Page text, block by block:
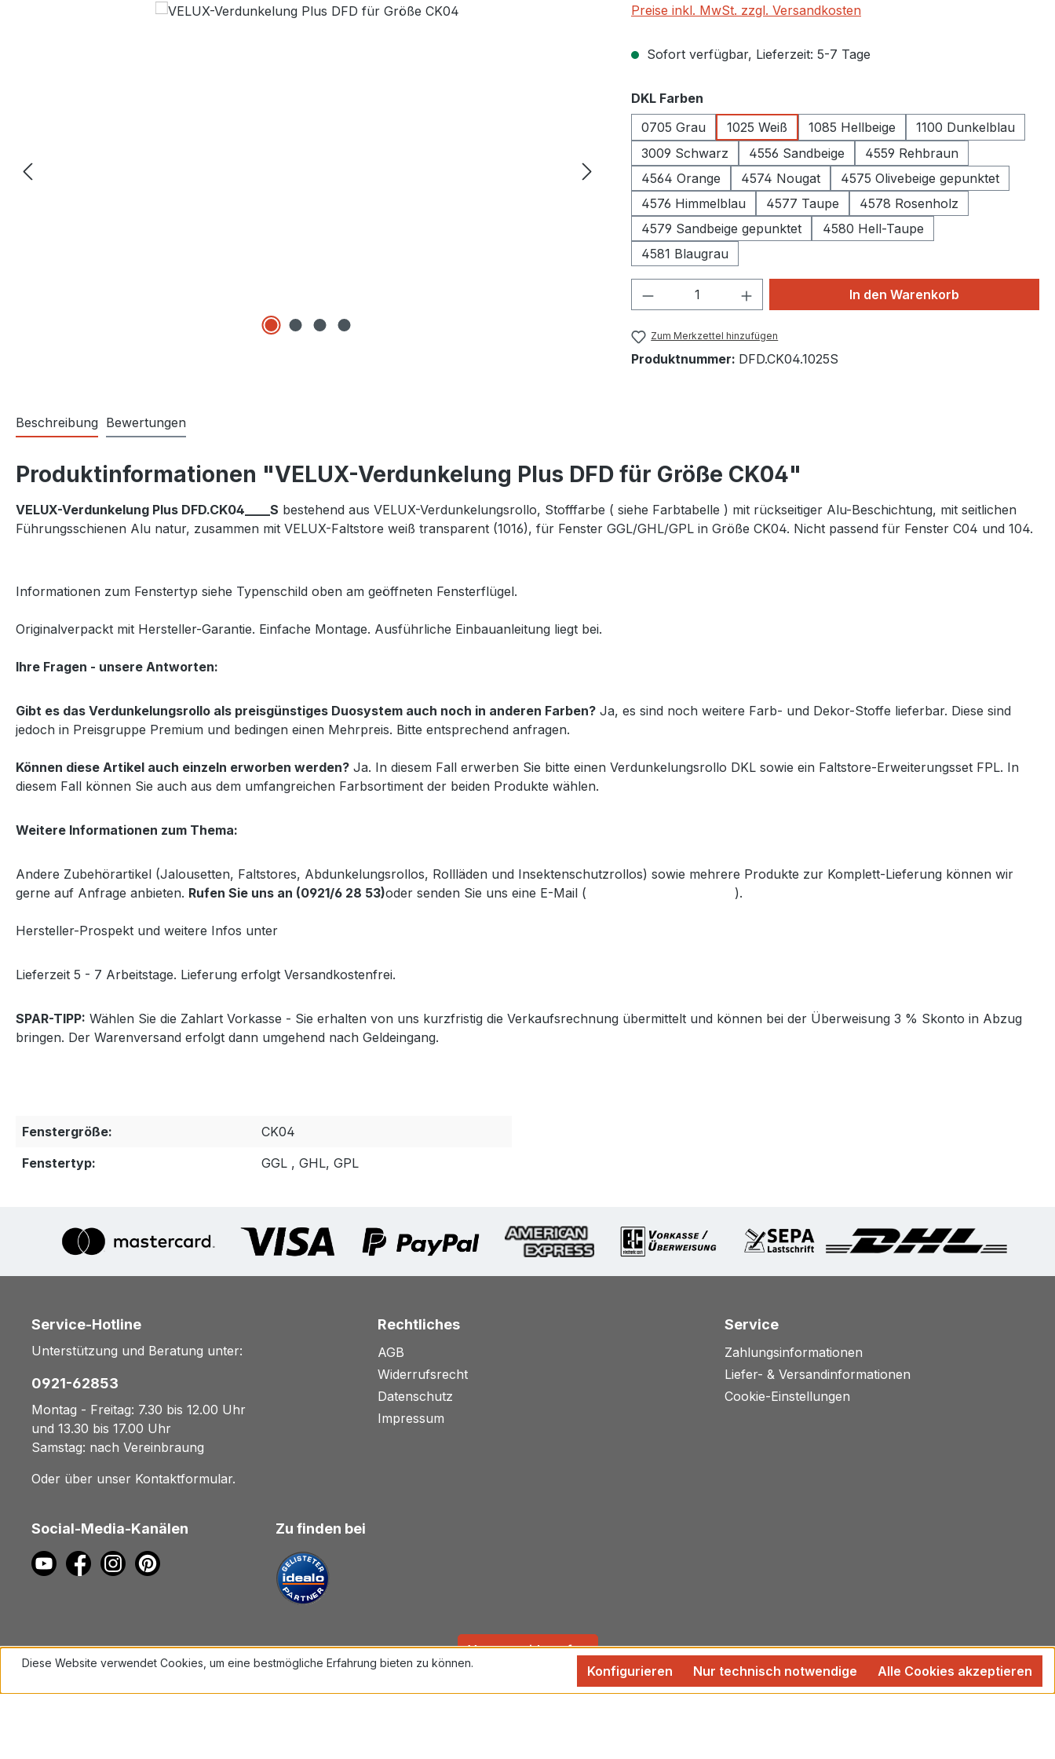
Preise inkl. MwSt. zzgl. Versandkosten
Sofort verfügbar, Lieferzeit: 5-7 Tage
DKL Farben
0705 Grau
1025 Weiß 1085 Hellbeige
1100 Dunkelblau
3009 Schwarz
4556 Sandbeige
4559 Rehbraun
4564 Orange
4574 Nougat
4575 Olivebeige gepunktet
4576 Himmelblau
4577 Taupe
4578 Rosenholz
4579 Sandbeige gepunktet
4580 Hell-Taupe
4581 Blaugrau
Produkt Anzahl: Gib den gewünschten Wert
In den Warenkorb
Zum Merkzettel hinzufügen
Produktnummer: DFD.CK04.1025S
Beschreibung Bewertungen
Produktinformationen "VELUX-Verdunkelung Plus DFD für Größe CK04"
VELUX-Verdunkelung Plus DFD.CK04____S bestehend aus VELUX-Verdunkelungsrollo, Stofffarbe ( siehe Farbtabelle ) mit rückseitiger Alu-Beschichtung, mit seitlichen
Führungsschienen Alu natur, zusammen mit VELUX-Faltstore weiß transparent (1016), für Fenster GGL/GHL/GPL in Größe CK04. Nicht passend für Fenster C04 und 104.
Informationen zum Fenstertyp siehe Typenschild oben am geöffneten Fensterflügel.
Originalverpackt mit Hersteller-Garantie. Einfache Montage. Ausführliche Einbauanleitung liegt bei.
Ihre Fragen - unsere Antworten:
Gibt es das Verdunkelungsrollo als preisgünstiges Duosystem auch noch in anderen Farben? Ja, es sind noch weitere Farb- und Dekor-Stoffe lieferbar. Diese sind
jedoch in Preisgruppe Premium und bedingen einen Mehrpreis. Bitte entsprechend anfragen.
Können diese Artikel auch einzeln erworben werden? Ja. In diesem Fall erwerben Sie bitte einen Verdunkelungsrollo DKL sowie ein Faltstore-Erweiterungsset FPL. In
diesem Fall können Sie auch aus dem umfangreichen Farbsortiment der beiden Produkte wählen.
Weitere Informationen zum Thema:
Andere Zubehörartikel (Jalousetten, Faltstores, Abdunkelungsrollos, Rollläden und Insektenschutzrollos) sowie mehrere Produkte zur Komplett-Lieferung können wir
gerne auf Anfrage anbieten. Rufen Sie uns an (0921/6 28 53)oder senden Sie uns eine E-Mail ( ).
Hersteller-Prospekt und weitere Infos unter
Lieferzeit 5 - 7 Arbeitstage. Lieferung erfolgt Versandkostenfrei.
SPAR-TIPP: Wählen Sie die Zahlart Vorkasse - Sie erhalten von uns kurzfristig die Verkaufsrechnung übermittelt und können bei der Überweisung 3 % Skonto in Abzug
bringen. Der Warenversand erfolgt dann umgehend nach Geldeingang.
Fenstergröße:
CK04
Fenstertyp:
GGL , GHL, GPL
Service-Hotline
Unterstützung und Beratung unter:
0921-62853
Montag - Freitag: 7.30 bis 12.00 Uhr
und 13.30 bis 17.00 Uhr
Samstag: nach Vereinbraung
Oder über unser Kontaktformular.
Rechtliches
AGB
Widerrufsrecht
Datenschutz
Impressum
Service
Zahlungsinformationen
Liefer- & Versandinformationen
Cookie-Einstellungen
Social-Media-Kanälen Zu finden bei
Vertrag widerrufen
Alle Preise inkl. gesetzl. Mehrwertsteuer zzgl.Versandkostenund ggf. Nachnahmegebühren, wenn nicht anders angegeben.
Diese Website verwendet Cookies, um eine bestmögliche Erfahrung bieten zu können.
Nur technisch notwendige
Konfigurieren Alle Cookies akzeptieren